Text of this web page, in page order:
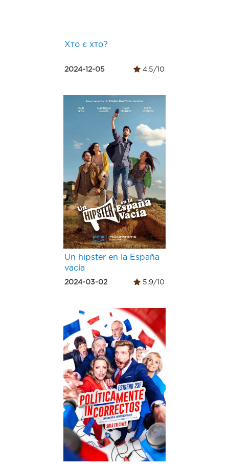
Хто є хто?
2024-12-05 4.5/10
Un hipster en la España
vacía
2024-03-02 5.9/10